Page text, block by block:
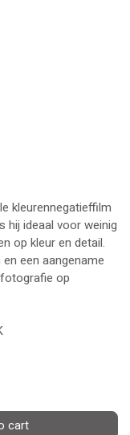
kleurennegatieffilm
hij ideaal voor weinig
op kleur en detail.
een aangename
op
cart